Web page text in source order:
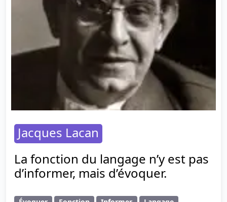
Jacques Lacan
La fonction du langage n’y est pas
d’informer, mais d’évoquer.